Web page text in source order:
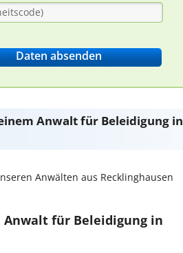
Anwalt für Beleidigung in
Anwälten aus Recklinghausen
Anwalt für Beleidigung in